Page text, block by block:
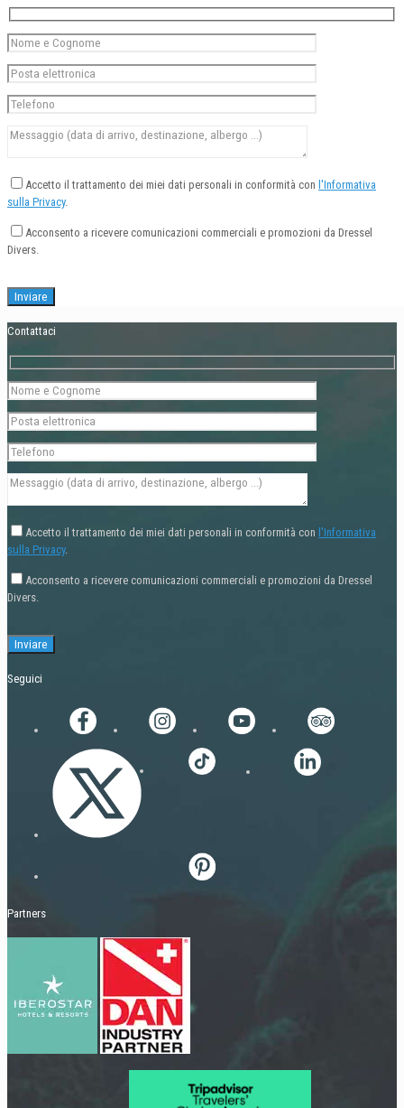
Accetto il trattamento dei miei dati personali in conformità con l'Informativa
sulla Privacy.
Acconsento a ricevere comunicazioni commerciali e promozioni da Dressel
Divers.
Contattaci
Accetto il trattamento dei miei dati personali in conformità con l'Informativa
sulla Privacy.
Acconsento a ricevere comunicazioni commerciali e promozioni da Dressel
Divers.
Seguici
Partners